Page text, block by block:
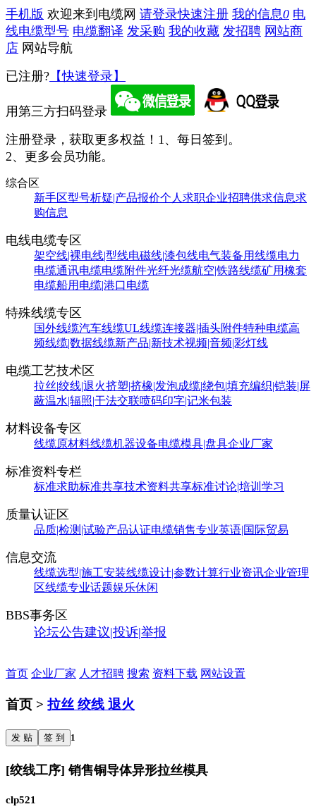
手机版 欢迎来到电缆网 请登录快速注册 我的信息0 电
线电缆型号 电缆翻译 发采购 我的收藏 发招聘 网站商
店 网站导航
已注册? 【快速登录】
用第三方扫码登录
注册登录，获取更多权益！ 1、每日签到。
2、更多会员功能。
综合区
新手区型号析疑|产品报价个人求职企业招聘供求信息求
购信息
电线电缆专区
架空线|裸电线|型线电磁线|漆包线电气装备用线缆电力
电缆通讯电缆电缆附件光纤光缆航空|铁路线缆矿用橡套
电缆船用电缆|港口电缆
特殊线缆专区
国外线缆汽车线缆UL线缆连接器|插头附件特种电缆高
频线缆|数据线缆新产品|新技术视频|音频|彩灯线
电缆工艺技术区
拉丝|绞线|退火挤塑|挤橡|发泡成缆|绕包|填充编织|铠装|屏
蔽温水|辐照|干法交联喷码印字|记米包装
材料设备专区
线缆原材料线缆机器设备电缆模具|盘具企业厂家
标准资料专栏
标准求助标准共享技术资料共享标准讨论|培训学习
质量认证区
品质|检测|试验产品认证电缆销售专业英语|国际贸易
信息交流
线缆选型|施工安装线缆设计|参数计算行业资讯企业管理
区线缆专业话题娱乐休闲
BBS事务区
论坛公告建议|投诉|举报
首页 企业厂家 人才招聘 搜索 资料下载 网站设置
首页 > 拉丝 绞线 退火
发 贴 签 到 1
[绞线工序] 销售铜导体异形拉丝模具
clp521